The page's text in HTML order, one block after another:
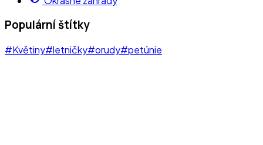
Populární štítky
#Květiny#letničky#orudy#petúnie